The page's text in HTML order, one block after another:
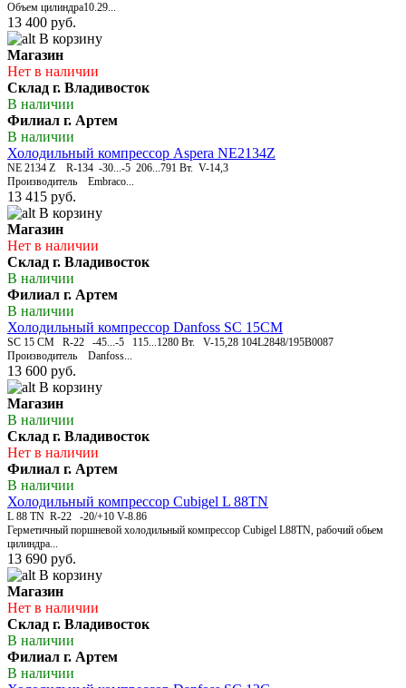
Объем цилиндра10.29...
13 400 руб.
В корзину
Магазин
Нет в наличии
Склад г. Владивосток
В наличии
Филиал г. Артем
В наличии
Холодильный компрессор Aspera NE2134Z
NE 2134 Z R-134 -30...-5 206...791 Вт. V-14,3
Производитель Embraco...
13 415 руб.
В корзину
Магазин
Нет в наличии
Склад г. Владивосток
В наличии
Филиал г. Артем
В наличии
Холодильный компрессор Danfoss SC 15CM
SC 15 CM R-22 -45...-5 115...1280 Вт. V-15,28 104L2848/195B0087
Производитель Danfoss...
13 600 руб.
В корзину
Магазин
В наличии
Склад г. Владивосток
Нет в наличии
Филиал г. Артем
В наличии
Холодильный компрессор Cubigel L 88TN
L 88 TN R-22 -20/+10 V-8.86
Герметичный поршневой холодильный компрессор Cubigel L88TN, рабочий обьем
цилиндра...
13 690 руб.
В корзину
Магазин
Нет в наличии
Склад г. Владивосток
В наличии
Филиал г. Артем
В наличии